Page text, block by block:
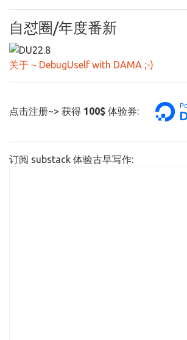
自怼圈/年度番新
关于 ~ DebugUself with DAMA ;-)
点击注册~> 获得 100$ 体验券:
订阅 substack 体验古早写作: